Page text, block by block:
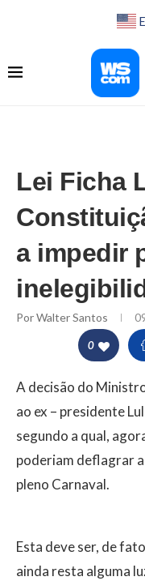
Lei Ficha
a impedir
PorWalter Santos
0
A decisão do
ao ex – presidente
segundo a qual,
poderiam deflagrar
pleno Carnaval.
Esta deve ser, de
ainda resta alguma